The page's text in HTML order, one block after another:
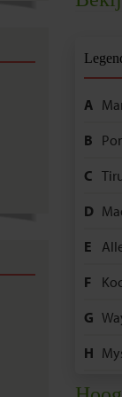
A
B
C
D
E
F
G
H
I